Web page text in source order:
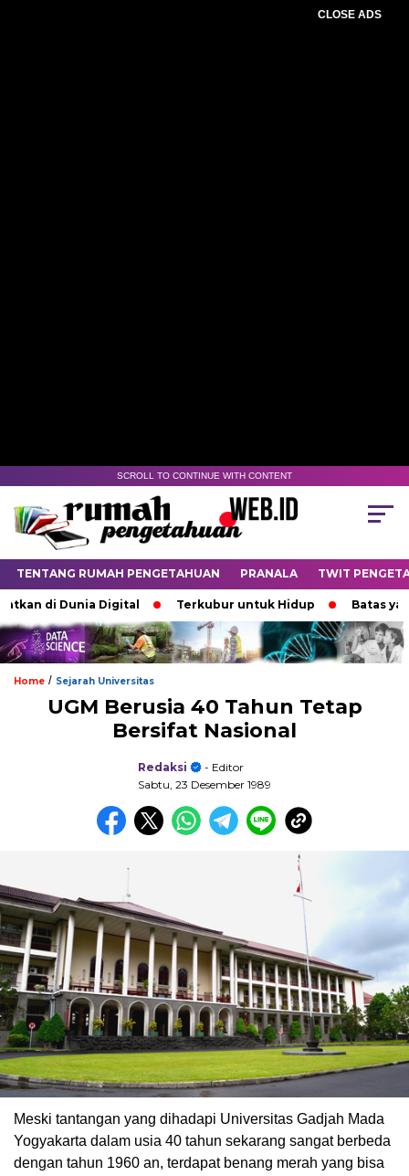
CLOSE ADS
SCROLL TO CONTINUE WITH CONTENT
TENTANG RUMAH PENGETAHUAN PRANALA TWIT
di Dunia Digital Terkubur untuk Hidup Batas yang
Home / Sejarah Universitas
UGM Berusia 40 Tahun Tetap
Bersifat Nasional
Redaksi
- Editor
Sabtu, 23 Desember 1989
Meski tantangan yang dihadapi Universitas Gadjah Mada
Yogyakarta dalam usia 40 tahun sekarang sangat berbeda
dengan tahun 1960 an, terdapat benang merah yang bisa